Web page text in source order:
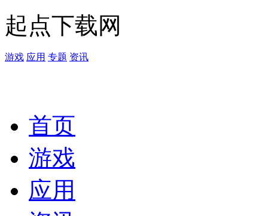
起点下载网
游戏 应用 专题 资讯
首页
游戏
应用